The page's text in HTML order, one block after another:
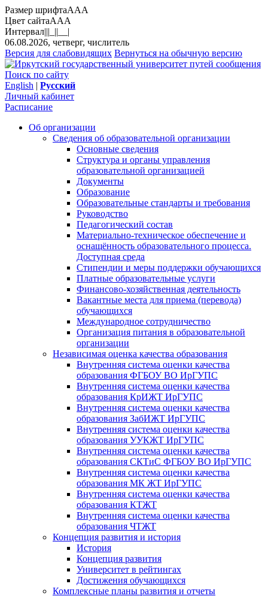
Размер шрифтаAAA
Цвет сайтаAAA
Интервал|||_||__|
06.08.2026, четверг, числитель
Версия для слабовидящих Вернуться на обычную версию
Поиск по сайту
English | Русский
Личный кабинет
Расписание
Об организации
Сведения об образовательной организации
Основные сведения
Структура и органы управления
образовательной организацией
Документы
Образование
Образовательные стандарты и требования
Руководство
Педагогический состав
Материально-техническое обеспечение и
оснащённость образовательного процесса.
Доступная среда
Стипендии и меры поддержки обучающихся
Платные образовательные услуги
Финансово-хозяйственная деятельность
Вакантные места для приема (перевода)
обучающихся
Международное сотрудничество
Организация питания в образовательной
организации
Независимая оценка качества образования
Внутренняя система оценки качества
образования ФГБОУ ВО ИрГУПС
Внутренняя система оценки качества
образования КрИЖТ ИрГУПС
Внутренняя система оценки качества
образования ЗабИЖТ ИрГУПС
Внутренняя система оценки качества
образования УУКЖТ ИрГУПС
Внутренняя система оценки качества
образования СКТиС ФГБОУ ВО ИрГУПС
Внутренняя система оценки качества
образования МК ЖТ ИрГУПС
Внутренняя система оценки качества
образования КТЖТ
Внутренняя система оценки качества
образования ЧТЖТ
Концепция развития и история
История
Концепция развития
Университет в рейтингах
Достижения обучающихся
Комплексные планы развития и отчеты